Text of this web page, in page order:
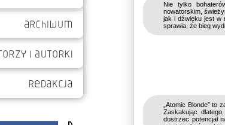
Nie tylko
nowatorskim,
jak i dźwięku jest w
sprawia, że bieg
„Atomic Blonde” to
Zaskakując
dostrzec potencjał